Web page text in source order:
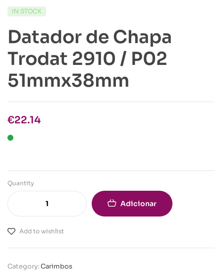
IN STOCK
Datador de Chapa
Trodat 2910 / P02
51mmx38mm
€22.14
Quantity
Adicionar
Add to wishlist
Category:Carimbos